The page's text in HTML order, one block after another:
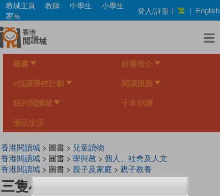
Skip
main
content
教城主頁 教師 中學生
小學生
家長
登入/註冊 | 繁 | English
圖書 好書推介
e悅讀學校計劃 閱讀服務
我的閱讀城 十本好讀
漫話生活
香港閱讀城> 圖書 > 兒童讀物
香港閱讀城> 圖書 > 學與教 > 個人、社會及人文
香港閱讀城> 圖書 > 親子及家庭 > 親子教養
三隻小豬[親親幼兒經典童話]